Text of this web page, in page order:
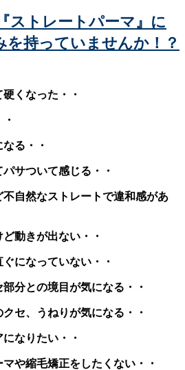
ストレートパーマ』に
を持っていませんか！？
くなった・・
る・・
サついて感じる・・
不自然なストレートで違和感があ
動きが出ない・・
になっていない・・
分との境目が気になる・・
セ、うねりが気になる・・
なりたい・・
や縮毛矯正をしたくない・・